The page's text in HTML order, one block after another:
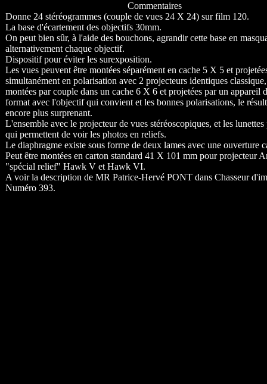
Commentaires
Donne 24 stéréogrammes (couple de vues 24 X 24) sur film 120.
La base d'écartement des objectifs 30mm.
On peut bien sûr, à l'aide des bouchons, agrandir cette base en
alternativement chaque objectif.
Dispositif pour éviter les surexposition.
Les vues peuvent être montées séparément en cache 5 X 5 et
simultanément en polarisation avec 2 projecteurs identiques
montées par couple dans un cache 6 X 6 et projetées par un appareil
format avec l'objectif qui convient et les bonnes polarisations, le
encore plus surprenant.
L'ensemble avec le projecteur de vues stéréoscopiques, et les lunettes
qui permettent de voir les photos en reliefs.
Le diaphragme existe sous forme de deux lames avec une ouverture
Peut être montées en carton standard 41 X 101 mm pour projecteur
"spécial relief" Hawk V et Hawk VI.
A voir la description de MR Patrice-Hervé PONT dans Chasseur
Numéro 393.